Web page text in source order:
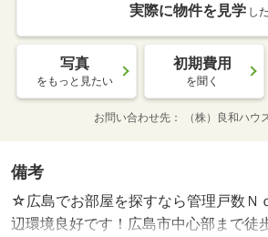
実際に物件を見学 し
写真
をもっと見たい
初期費用
を聞く
お問い合わせ先 （株）良和ハ
備考
☆広島でお部屋を探すなら管理戸数Ｎ
辺環境良好です！広島市中心部まで徒